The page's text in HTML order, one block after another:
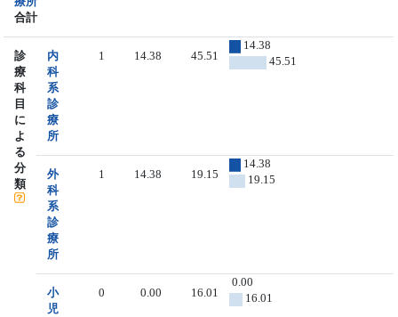
合計
診
療
科
目
に
よ
る
分
類
内
科
系
診
療
所
1 14.38 45.51
14.38
45.51
外
科
系
診
療
所
1 14.38 19.15
14.38
19.15
小
児
0 0.00 16.01
0.00
16.01